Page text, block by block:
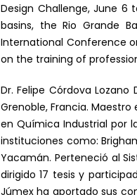
Design Challenge, June 6
basins, the Rio Grande
International Conference
on the training of
Dr. Felipe Córdova
Grenoble, Francia.
en Química Industrial por
instituciones como:
Yacamán. Perteneció al
dirigido 17 tesis y
Júmex ha aportado sus